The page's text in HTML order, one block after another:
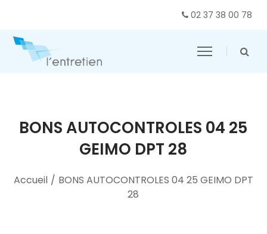
02 37 38 00 78
BONS AUTOCONTROLES 04 25
GEIMO DPT 28
Accueil / BONS AUTOCONTROLES 04 25 GEIMO DPT
28